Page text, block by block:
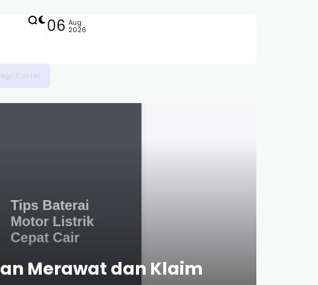
06 Aug
2026
Merawat dan Klaim